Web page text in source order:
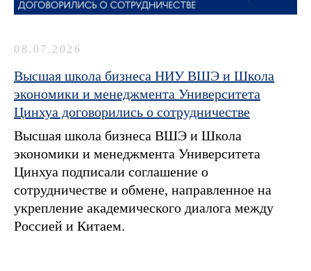
08.07.2026
Высшая школа бизнеса НИУ ВШЭ и Школа
экономики и менеджмента Университета
Цинхуа договорились о сотрудничестве
Высшая школа бизнеса ВШЭ и Школа
экономики и менеджмента Университета
Цинхуа подписали соглашение о
сотрудничестве и обмене, направленное на
укрепление академического диалога между
Россией и Китаем.